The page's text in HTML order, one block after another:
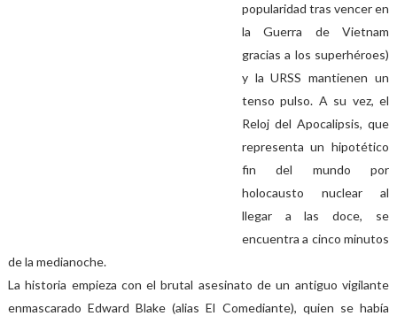
popularidad tras vencer en
la Guerra de Vietnam
gracias a los superhéroes)
y la URSS mantienen un
tenso pulso. A su vez, el
Reloj del Apocalipsis, que
representa un hipotético
fin del mundo por
holocausto nuclear al
llegar a las doce, se
encuentra a cinco minutos
de la medianoche.
La historia empieza con el brutal asesinato de un antiguo vigilante
enmascarado Edward Blake (alias El Comediante), quien se había